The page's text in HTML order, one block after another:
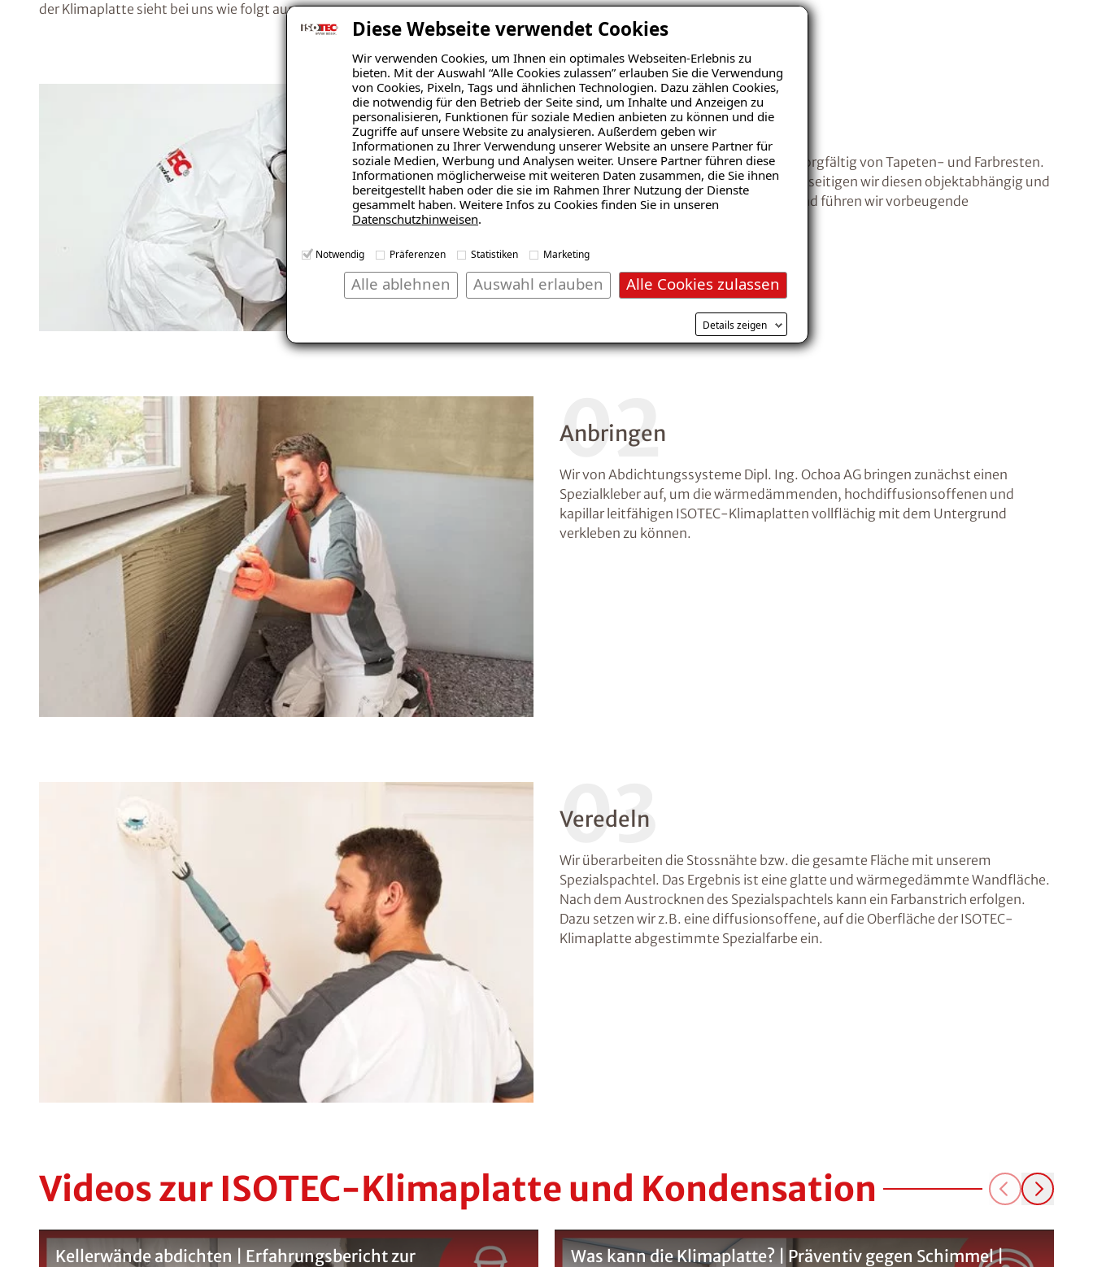
Diese Webseite verwendet Cookies
Wir verwenden Cookies, um Ihnen ein optimales Webseiten-Erlebnis zu
bieten. Mit der Auswahl “Alle Cookies zulassen” erlauben Sie die Verwendung
von Cookies, Pixeln, Tags und ähnlichen Technologien. Dazu zählen Cookies,
die notwendig für den Betrieb der Seite sind, um Inhalte und Anzeigen zu
personalisieren, Funktionen für soziale Medien anbieten zu können und die
Zugriffe auf unsere Website zu analysieren. Außerdem geben wir
Informationen zu Ihrer Verwendung unserer Website an unsere Partner für
soziale Medien, Werbung und Analysen weiter. Unsere Partner führen diese
Informationen möglicherweise mit weiteren Daten zusammen, die Sie ihnen
bereitgestellt haben oder die sie im Rahmen Ihrer Nutzung der Dienste
gesammelt haben. Weitere Infos zu Cookies finden Sie in unseren
Datenschutzhinweisen.
Notwendig Präferenzen Statistiken Marketing
Alle Cookies zulassen
Auswahl erlauben
Alle ablehnen
Details zeigen
der Klimaplatte sieht bei uns wie folgt aus:
01
Vorbereiten
Zunächst befreien wir den Untergrund sorgfältig von Tapeten- und Farbresten.
Wenn ein Schimmelpilzbefall vorliegt, beseitigen wir diesen objektabhängig und
entsorgen ihn fachgerecht. Anschliessend führen wir vorbeugende
02
Anbringen
Wir von Abdichtungssysteme Dipl. Ing. Ochoa AG bringen zunächst einen
Spezialkleber auf, um die wärmedämmenden, hochdiffusionsoffenen und
kapillar leitfähigen ISOTEC-Klimaplatten vollflächig mit dem Untergrund
verkleben zu können.
03
Veredeln
Wir überarbeiten die Stossnähte bzw. die gesamte Fläche mit unserem
Spezialspachtel. Das Ergebnis ist eine glatte und wärmegedämmte Wandfläche.
Nach dem Austrocknen des Spezialspachtels kann ein Farbanstrich erfolgen.
Dazu setzen wir z.B. eine diffusionsoffene, auf die Oberfläche der ISOTEC-
Klimaplatte abgestimmte Spezialfarbe ein.
Videos zur ISOTEC-Klimaplatte und Kondensation
Kellerwände abdichten | Erfahrungsbericht zur
Was kann die Klimaplatte? | Präventiv gegen Schimmel |